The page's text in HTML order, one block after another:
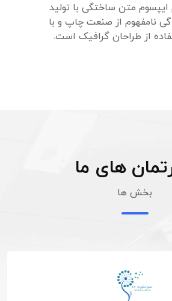
ایپسوم متن ساختگی با تولید
نامفهوم از صنعت چاپ و با
از طراحان گرافیک است.
های ما
بخش ها